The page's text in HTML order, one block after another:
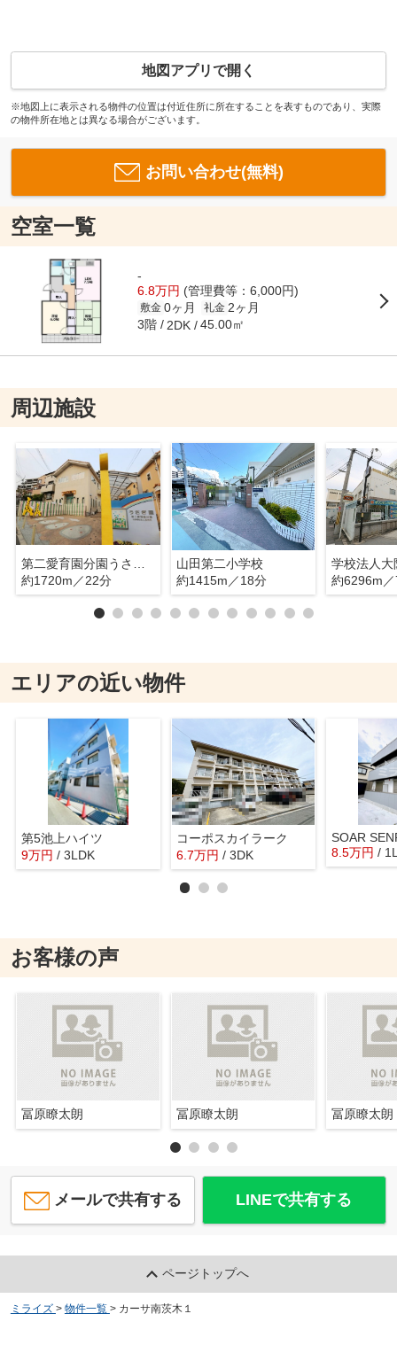
地図アプリで開く
※地図上に表示される物件の位置は付近住所に所在することを表すものであり、実際
の物件所在地とは異なる場合がございます。
お問い合わせ(無料)
空室一覧
-
6.8万円 (管理費等：6,000円)
敷金 0ヶ月 礼金 2ヶ月
3階 2DK 45.00㎡
周辺施設
約1720m／22分
山田第二小学校
約1415m／18分
約6296m
エリアの近い物件
第5池上ハイツ
9万円 / 3LDK
コーポスカイラーク
6.7万円 / 3DK
SOAR
8.5万円 /
お客様の声
冨原瞭太朗 冨原瞭太朗 冨原瞭太朗
メールで共有する LINEで共有する
ページトップへ
ミライズ > 物件一覧 > カーサ南茨木１